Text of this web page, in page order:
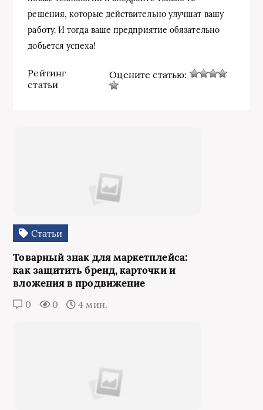
решения, которые действительно улучшат вашу
работу. И тогда ваше предприятие обязательно
добьется успеха!
Рейтинг
статьи
Оцените статью:
Статьи
Товарный знак для маркетплейса:
как защитить бренд, карточки и
вложения в продвижение
0 0 4 мин.